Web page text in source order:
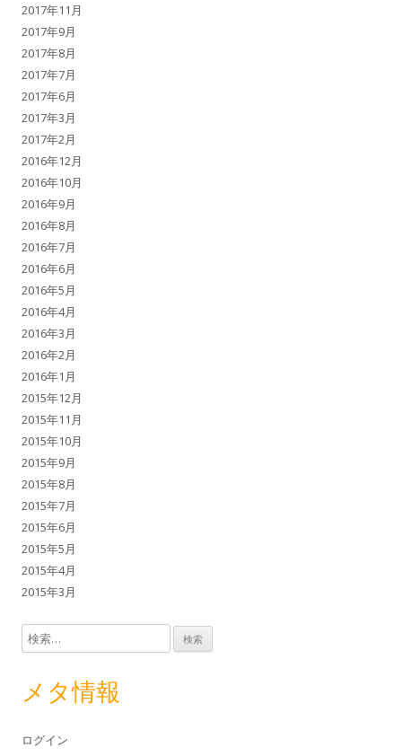
2017年11月
2017年9月
2017年8月
2017年7月
2017年6月
2017年3月
2017年2月
2016年12月
2016年10月
2016年9月
2016年8月
2016年7月
2016年6月
2016年5月
2016年4月
2016年3月
2016年2月
2016年1月
2015年12月
2015年11月
2015年10月
2015年9月
2015年8月
2015年7月
2015年6月
2015年5月
2015年4月
2015年3月
検索:
メタ情報
ログイン